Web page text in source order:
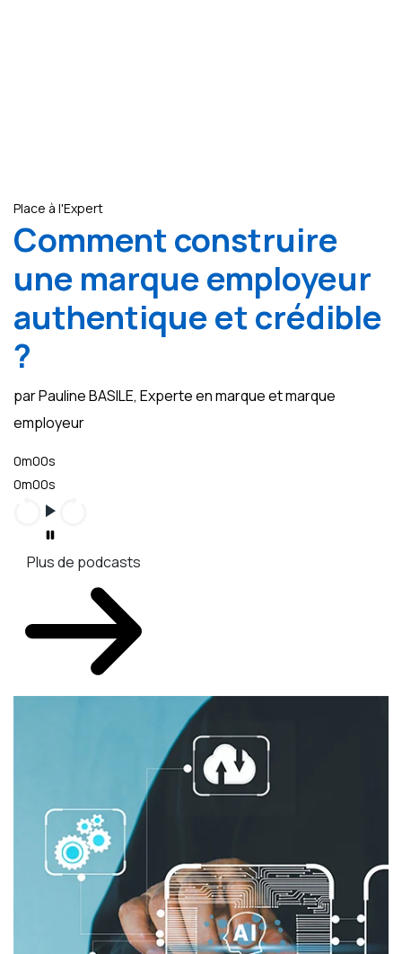
Place à l'Expert
Comment construire
une marque employeur
authentique et crédible
?
par Pauline BASILE, Experte en marque et marque
employeur
0m00s
0m00s
Plus de podcasts